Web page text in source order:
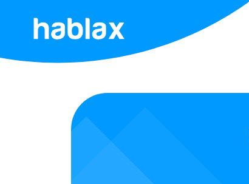
Inicio